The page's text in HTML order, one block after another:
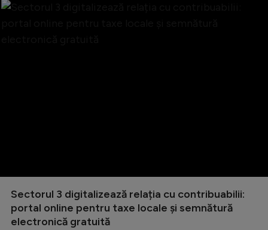
Sectorul 3 digitalizează relația cu contribuabilii:
portal online pentru taxe locale și semnătură
electronică gratuită